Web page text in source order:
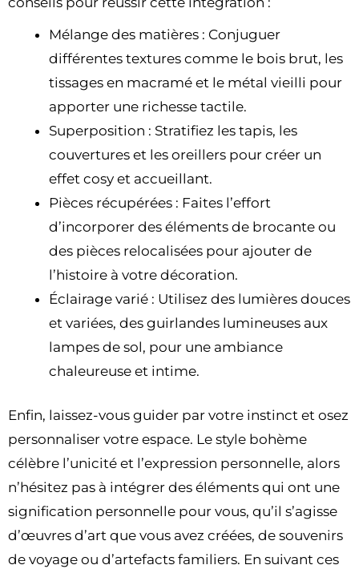
Mélange des matières : Conjuguer
différentes textures comme le bois brut, les
tissages en macramé et le métal vieilli pour
apporter une richesse tactile.
Superposition : Stratifiez les tapis, les
couvertures et les oreillers pour créer un
effet cosy et accueillant.
Pièces récupérées : Faites l’effort
d’incorporer des éléments de brocante ou
des pièces relocalisées pour ajouter de
l’histoire à votre décoration.
Éclairage varié : Utilisez des lumières douces
et variées, des guirlandes lumineuses aux
lampes de sol, pour une ambiance
chaleureuse et intime.
Enfin, laissez-vous guider par votre instinct et osez
personnaliser votre espace. Le style bohème
célèbre l’unicité et l’expression personnelle, alors
n’hésitez pas à intégrer des éléments qui ont une
signification personnelle pour vous, qu’il s’agisse
d’œuvres d’art que vous avez créées, de souvenirs
de voyage ou d’artefacts familiers. En suivant ces